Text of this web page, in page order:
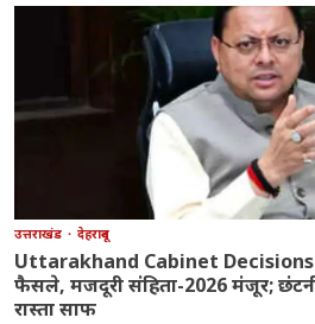
उत्तराखंड देहरादून
Uttarakhand Cabinet
फैसले, मजदूरी संहिता-2026 मंजूर; छंटनी
रास्ता साफ